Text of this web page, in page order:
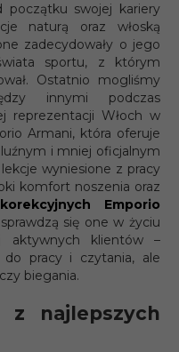
początku swojej kariery
naturą oraz włoską
zadecydowały o jego
sportu, z którym
Ostatnio mogliśmy
innymi podczas
reprezentacji Włoch w
Armani, która oferuje
i mniej oficjalnym
wyniesione z pracy
komfort noszenia oraz
Emporio
się one w życiu
aktywnych klientów –
pracy i czytania, ale
biegania.
z najlepszych